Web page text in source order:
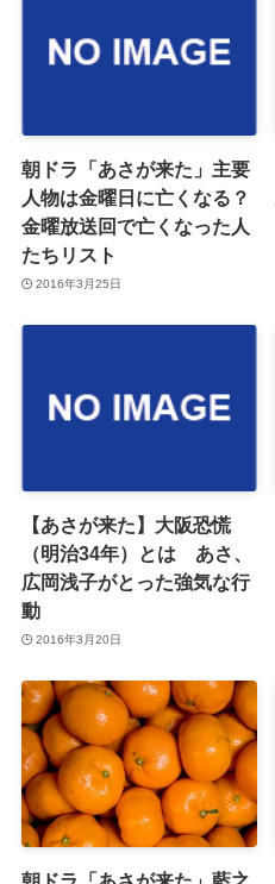
朝ドラ「あさが来た」主要
人物は金曜日に亡くなる？
金曜放送回で亡くなった人
たちリスト
2016年3月25日
【あさが来た】大阪恐慌
（明治34年）とは あさ、
広岡浅子がとった強気な行
動
2016年3月20日